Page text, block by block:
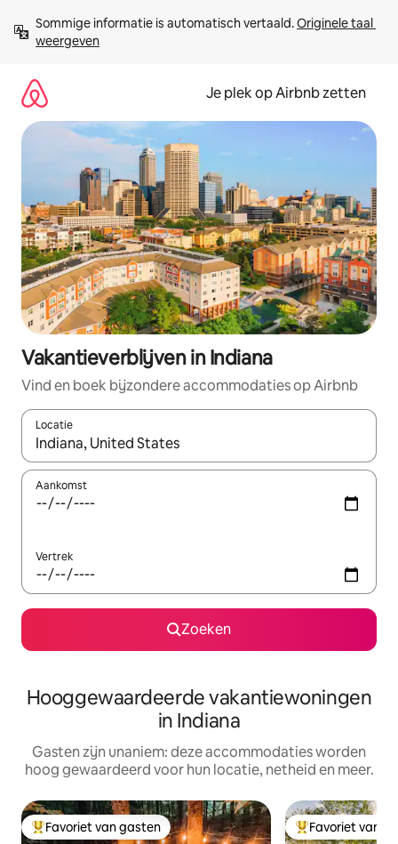
direct
naar
Sommige informatie is automatisch vertaald. Originele taal
weergeven
Je plek op Airbnb zetten
Vakantieverblijven in Indiana
Vind en boek bijzondere accommodaties op Airbnb
Locatie
Wanneer er resultaten beschikbaar zijn, maak je een keuze
Aankomst
Vertrek
Zoeken
Hooggewaardeerde vakantiewoningen
in Indiana
Gasten zijn unaniem: deze accommodaties worden
hoog gewaardeerd voor hun locatie, netheid en meer.
Topfavoriet van gasten
Favoriet van gasten Topfavoriet van
Favoriet van